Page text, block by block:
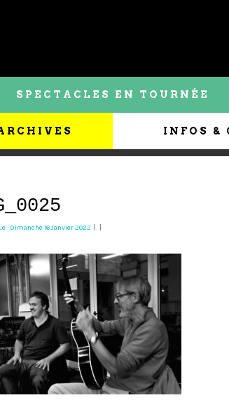
SPECTACLES EN TOURNÉE
INFOS &
: Dimanche 16 Janvier 2022